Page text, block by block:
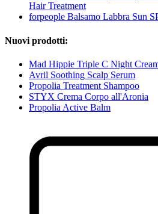
Hair Treatment
forpeople Balsamo Labbra Sun
Nuovi prodotti:
Mad Hippie Triple C Night
Avril Soothing Scalp Serum
Propolia Treatment Shampoo
STYX Crema Corpo all'Aronia
Propolia Active Balm